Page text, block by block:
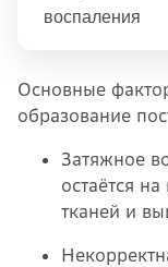
воспаления
Основные
образование
Затяжное
остаётся
тканей и